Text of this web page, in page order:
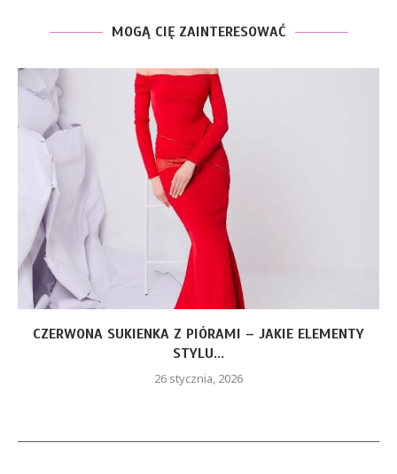
MOGĄ CIĘ ZAINTERESOWAĆ
CZERWONA SUKIENKA Z PIÓRAMI – JAKIE ELEMENTY
STYLU...
26 stycznia, 2026